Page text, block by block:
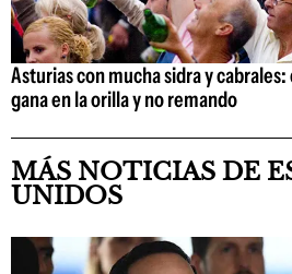
Asturias con mucha sidra y cabrales:
gana en la orilla y no remando
MÁS NOTICIAS DE
UNIDOS